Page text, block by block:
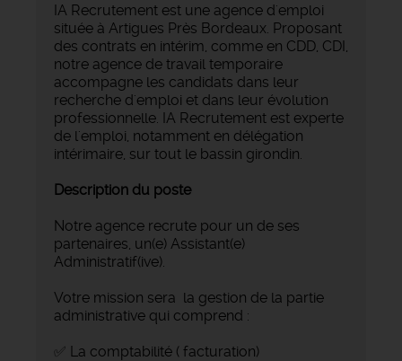
IA Recrutement est une agence d'emploi
située à Artigues Près Bordeaux. Proposant
des contrats en intérim, comme en CDD, CDI,
notre agence de travail temporaire
accompagne les candidats dans leur
recherche d'emploi et dans leur évolution
professionnelle. IA Recrutement est experte
de l'emploi, notamment en délégation
intérimaire, sur tout le bassin girondin.
Description du poste
Notre agence recrute pour un de ses
partenaires, un(e) Assistant(e)
Administratif(ive).
Votre mission sera la gestion de la partie
administrative qui comprend :
✅ La comptabilité ( facturation)